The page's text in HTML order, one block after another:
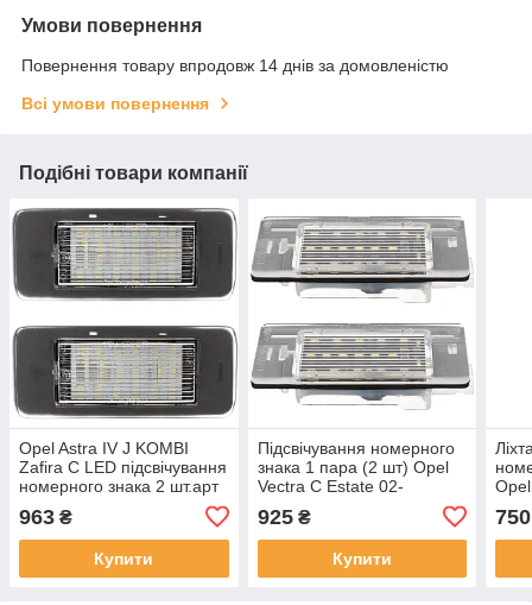
Умови повернення
Повернення товару впродовж 14 днів за домовленістю
Всі умови повернення
Подібні товари компанії
Opel Astra IV J KOMBI
Zafira C LED підсвічування
номерного знака 2 шт.арт
963 ₴
Купити
Підсвічування номерного
знака 1 пара (2 шт) Opel
Vectra C Estate 02-
925₴
Купити
750